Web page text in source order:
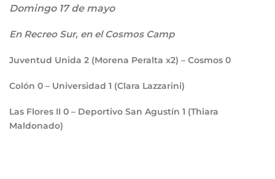
Domingo 17 de mayo
En Recreo Sur, en el Cosmos Camp
Juventud Unida 2 (Morena Peralta x2) – Cosmos 0
Colón 0 – Universidad 1 (Clara Lazzarini)
Las Flores II 0 – Deportivo San Agustín 1 (Thiara
Maldonado)